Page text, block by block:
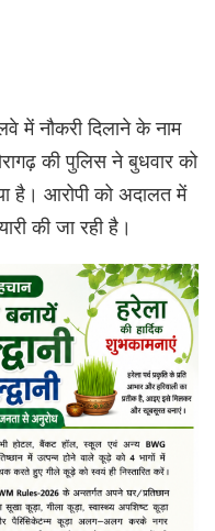
में नौकरी दिलाने के नाम
की पुलिस ने बुधवार को
है। आरोपी को अदालत में
की जा रही है।